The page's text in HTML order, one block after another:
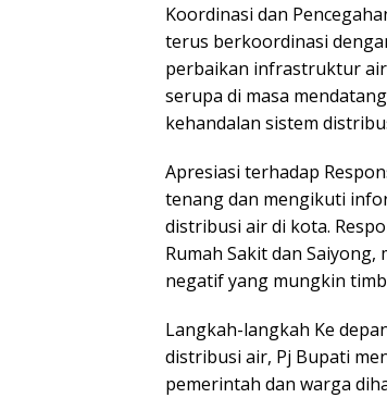
Koordinasi dan
terus berkoordinasi
perbaikan infrastruktur
serupa di masa
kehandalan sistem
Apresiasi terhadap
tenang dan mengikuti
distribusi air di kota.
Rumah Sakit dan
negatif yang mungkin
Langkah-langkah Ke
distribusi air, Pj Bupati
pemerintah dan warga